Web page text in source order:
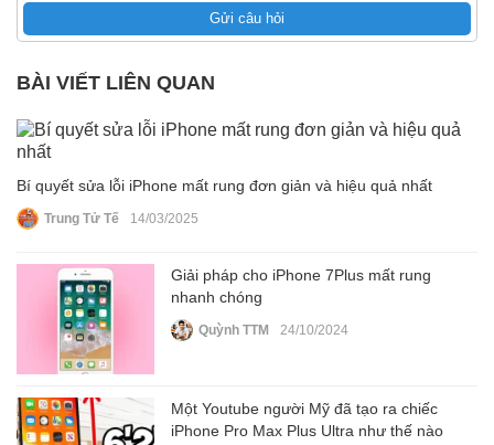
Gửi câu hỏi
BÀI VIẾT LIÊN QUAN
Bí quyết sửa lỗi iPhone mất rung đơn giản và hiệu quả nhất
Trung Tử Tế 14/03/2025
Giải pháp cho iPhone 7Plus mất rung
nhanh chóng
Quỳnh TTM 24/10/2024
Một Youtube người Mỹ đã tạo ra chiếc
iPhone Pro Max Plus Ultra như thế nào